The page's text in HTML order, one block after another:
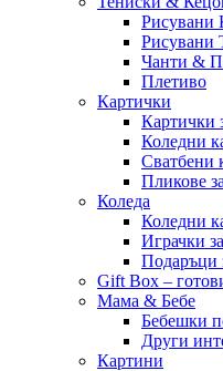
Рисувани
Рисувани
Чанти &
Плетиво
Картички
Картички
Коледни
Сватбени
Пликове
Коледа
Коледни
Играчки
Подаръци
Gift Box –
Мама & Бебе
Бебешки
Други
Картини